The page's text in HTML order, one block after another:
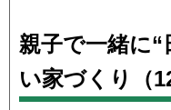
親子で一緒に
い家づくり（